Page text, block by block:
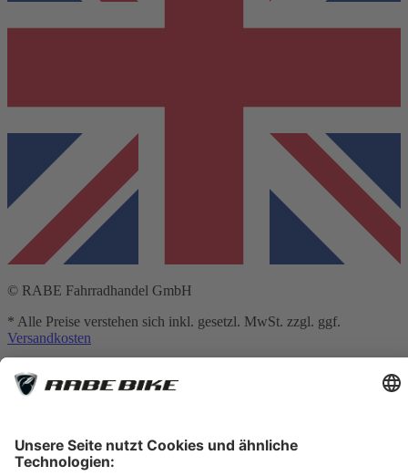
© RABE Fahrradhandel GmbH
* Alle Preise verstehen sich inkl. gesetzl. MwSt. zzgl. ggf.
Versandkosten
** Hierbei handelt es sich um die unverbindliche Preisempfehlung
des Herstellers
Versandkostentabelle